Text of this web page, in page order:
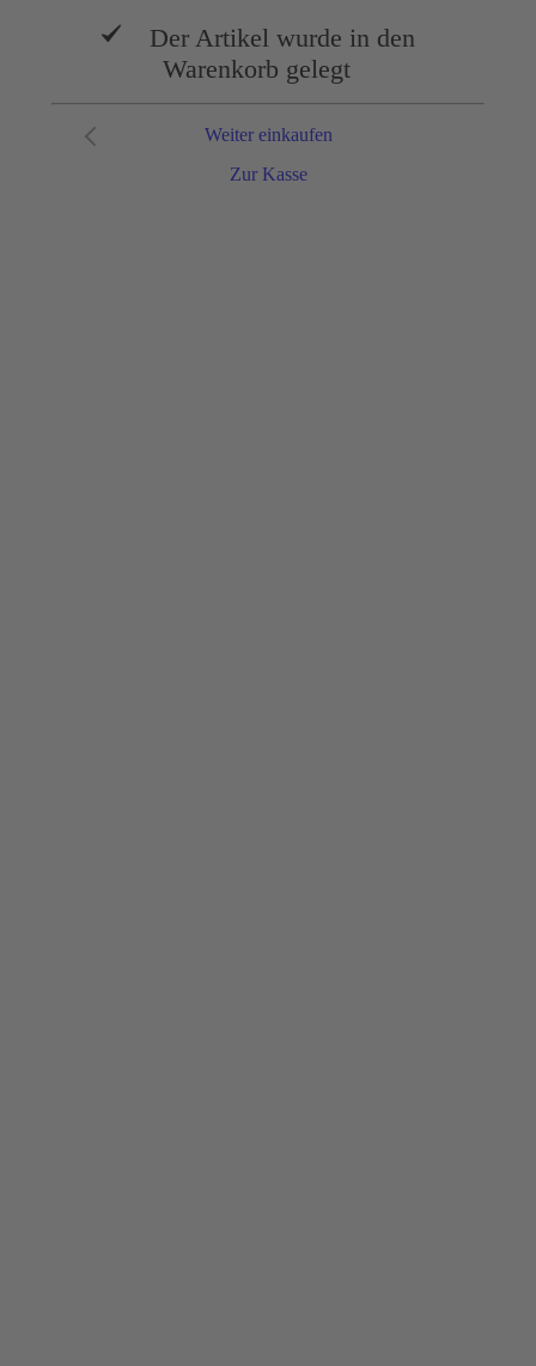
Der Artikel wurde in den
Warenkorb gelegt
Zur Kasse
Weiter einkaufen